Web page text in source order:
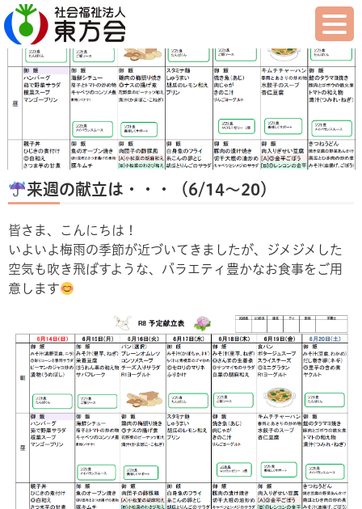
来週の献立は・・・（6/14～20）
皆さま、こんにちは！
いよいよ梅雨の季節が近づいてきましたが、ジメジメした
空気も吹き飛ばすような、バラエティ豊かなお食事をご用
意します